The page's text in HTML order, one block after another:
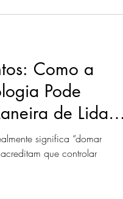
Como a
Pode
de Lidar
significa “domar
que controlar